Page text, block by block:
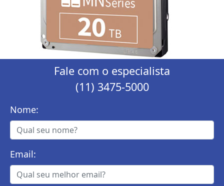
Fale com o especialista
(11) 3475-5000
Nome:
Email: